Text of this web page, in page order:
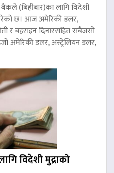
बैंकले (बिहीबार)का लागि विदेशी
गरेको छ। आज अमेरिकी डलर,
र बहराइन दिनारसहित सबैजसो
अमेरिकी डलर, अस्ट्रेलियन डलर,
विदेशी मुद्राको